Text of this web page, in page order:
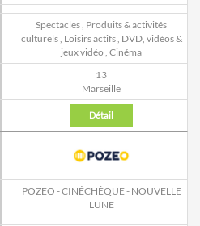
Spectacles Produits & activités
culturels, Loisirs actifs, DVD, vidéos &
jeux vidéo Cinéma
13
Marseille
Détail
POZEO - CINÉCHÈQUE - NOUVELLE
LUNE